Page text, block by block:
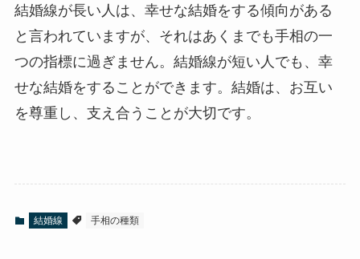
結婚線が長い人は、幸せな結婚をする傾向がある
と言われていますが、それはあくまでも手相の一
つの指標に過ぎません。結婚線が短い人でも、幸
せな結婚をすることができます。結婚は、お互い
を尊重し、支え合うことが大切です。
結婚線 手相の種類